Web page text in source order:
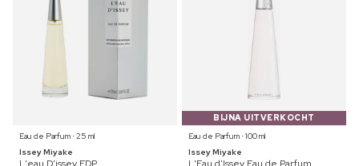
Eau de Parfum ⋅ 25 ml
Issey Miyake
L'eau D'issey EDP
BIJNA UITVERKOCHT
Eau de Parfum ⋅ 100 ml
Issey Miyake
L'Eau d'Issey Eau de Parfum